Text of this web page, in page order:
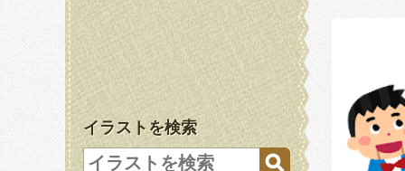
イラストを検索